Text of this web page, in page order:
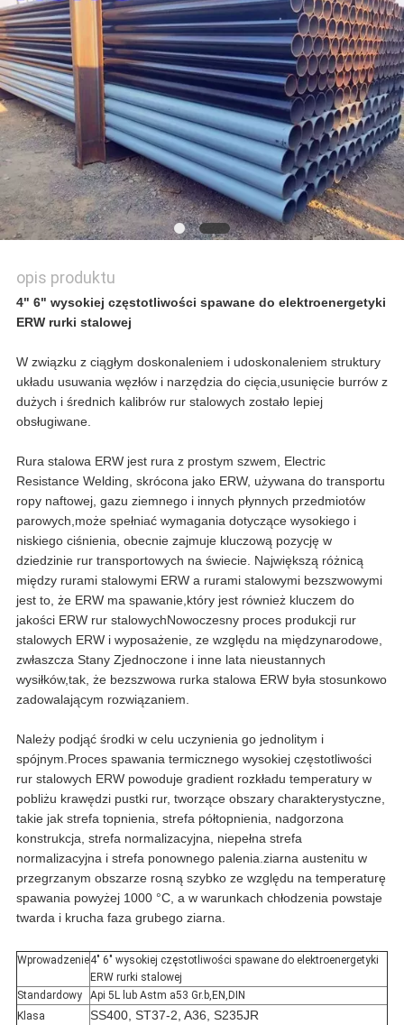
SITEMAP
POLITYKA
PRYWATNOŚCI
opis produktu
4" 6" wysokiej częstotliwości spawane do elektroenergetyki
ERW rurki stalowej
W związku z ciągłym doskonaleniem i udoskonaleniem struktury
układu usuwania węzłów i narzędzia do cięcia,usunięcie burrów z
dużych i średnich kalibrów rur stalowych zostało lepiej
obsługiwane.
Rura stalowa ERW jest rura z prostym szwem, Electric
Resistance Welding, skrócona jako ERW, używana do transportu
ropy naftowej, gazu ziemnego i innych płynnych przedmiotów
parowych,może spełniać wymagania dotyczące wysokiego i
niskiego ciśnienia, obecnie zajmuje kluczową pozycję w
dziedzinie rur transportowych na świecie. Największą różnicą
między rurami stalowymi ERW a rurami stalowymi bezszwowymi
jest to, że ERW ma spawanie,który jest również kluczem do
jakości ERW rur stalowychNowoczesny proces produkcji rur
stalowych ERW i wyposażenie, ze względu na międzynarodowe,
zwłaszcza Stany Zjednoczone i inne lata nieustannych
wysiłków,tak, że bezszwowa rurka stalowa ERW była stosunkowo
zadowalającym rozwiązaniem.
Należy podjąć środki w celu uczynienia go jednolitym i
spójnym.Proces spawania termicznego wysokiej częstotliwości
rur stalowych ERW powoduje gradient rozkładu temperatury w
pobliżu krawędzi pustki rur, tworzące obszary charakterystyczne,
takie jak strefa topnienia, strefa półtopnienia, nadgorzona
konstrukcja, strefa normalizacyjna, niepełna strefa
normalizacyjna i strefa ponownego palenia.ziarna austenitu w
przegrzanym obszarze rosną szybko ze względu na temperaturę
spawania powyżej 1000 °C, a w warunkach chłodzenia powstaje
twarda i krucha faza grubego ziarna.
Wprowadzenie4" 6" wysokiej częstotliwości spawane do elektroenergetyki
ERW rurki stalowej
Standardowy
Api 5L lub Astm a53 Gr.b,EN,DIN
Klasa
SS400, ST37-2, A36, S235JR